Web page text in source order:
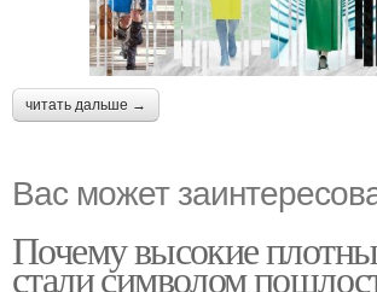
читать дальше →
Вас может
Почему высокие
стали символом